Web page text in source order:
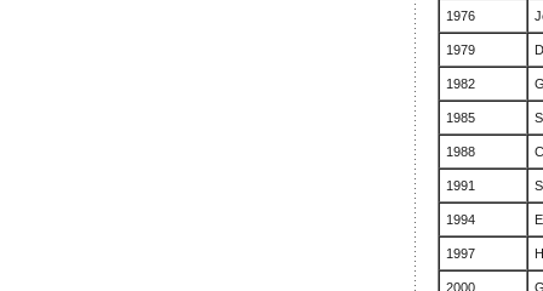
1976
1979
1982
1985
1988
1991
1994
1997
2000